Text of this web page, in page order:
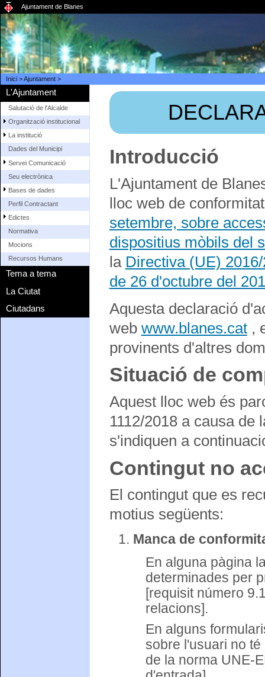
Ajuntament de Blanes
Inici>Ajuntament>
L'Ajuntament
Salutació de l'Alcalde
Organització institucional
La institució
Dades del Municipi
Servei Comunicació
Seu electrònica
Bases de dades
Perfil Contractant
Edictes
Normativa
Mocions
Recursos Humans
Tema a tema
La Ciutat
Ciutadans
Introducció
L'Ajuntament de
lloc web de
setembre, sobre
dispositius mòbils del
la Directiva (UE)
de 26 d'octubre del
Aquesta declaració
web www.blanes.cat,
provinents d'altres
Situació de
Aquest lloc web és
1112/2018 a causa de
s'indiquen a
Contingut no
El contingut que es
motius següents:
Manca de
En alguna pàgina
determinades per
[requisit número
relacions].
En alguns
sobre l'usuari no
de la norma UNE-